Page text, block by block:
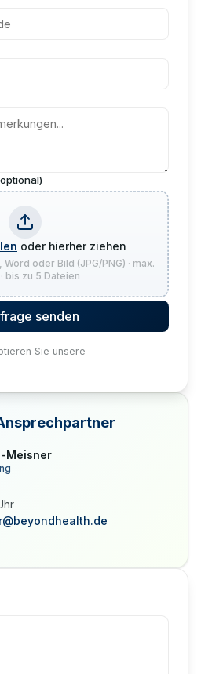
oder hierher ziehen
oder Bild (JPG/PNG) · max.
bis zu 5 Dateien
senden
Sie unsere
Meisner